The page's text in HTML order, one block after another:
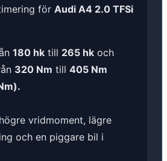
för Audi A4 2.0 TFSi
180 hk till 265 hk och
320 Nm till 405 Nm
vridmoment, lägre
och en piggare bil i